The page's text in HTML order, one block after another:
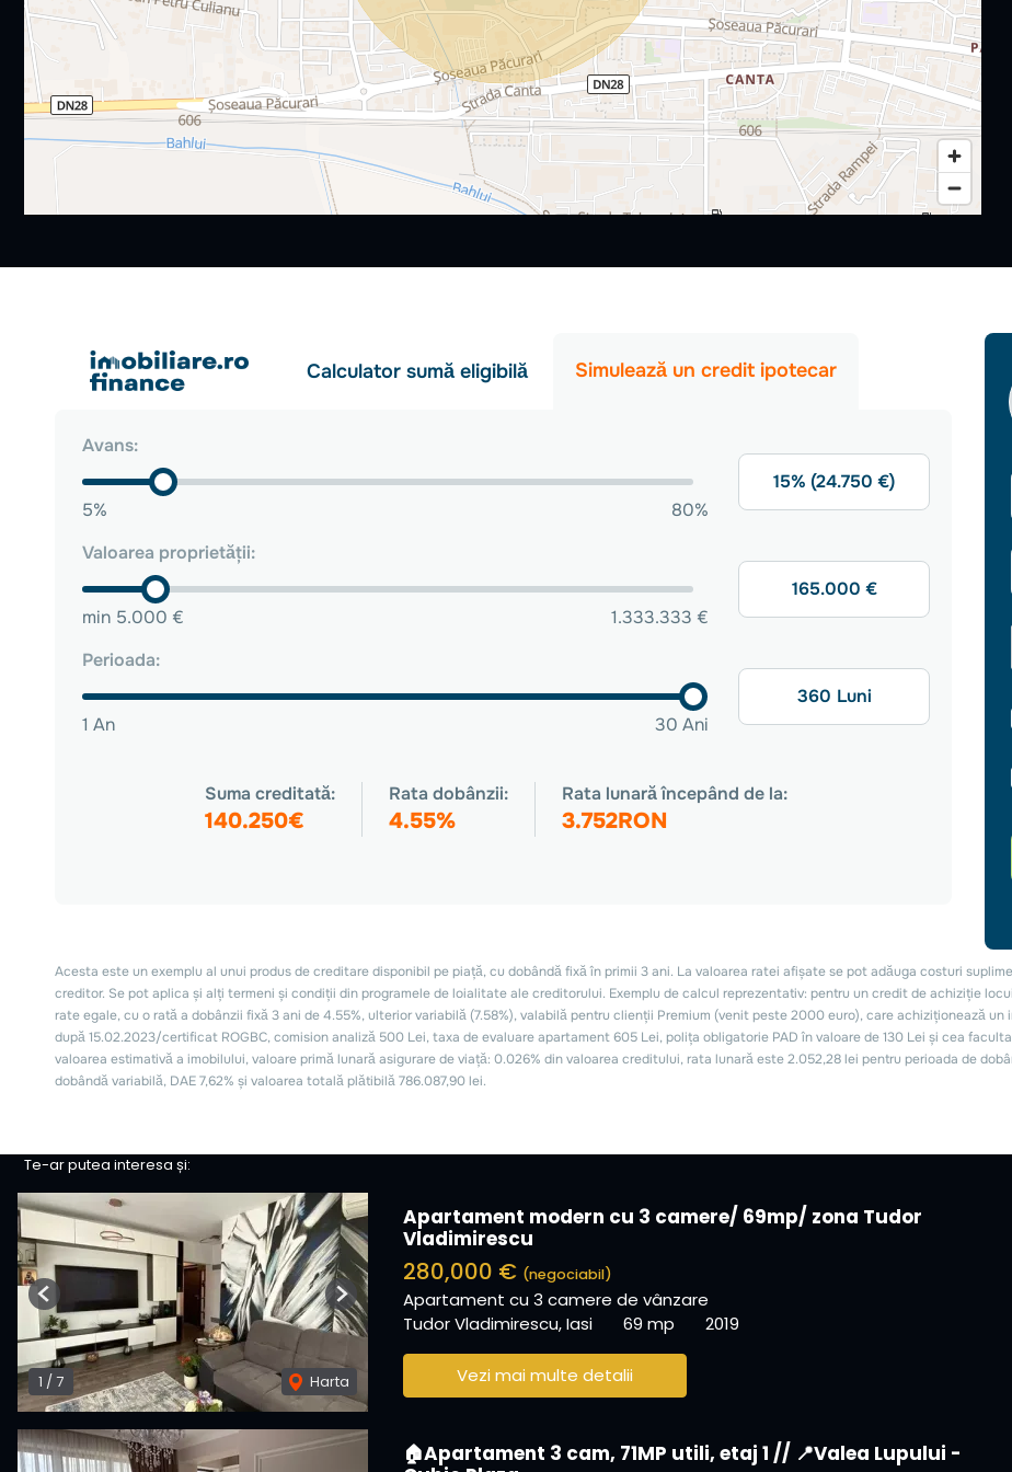
Te-ar putea interesa și:
1 /7 Harta
Previous Next
Apartament modern cu 3 camere/ 69mp/ zona Tudor
Vladimirescu
280,000 € (negociabil)
Apartament cu 3 camere de vânzare
Tudor Vladimirescu, Iasi
69 mp 2019
Vezi mai multe detalii
🏠Apartament 3 cam, 71MP utili, etaj 1 // 📍Valea Lupului -